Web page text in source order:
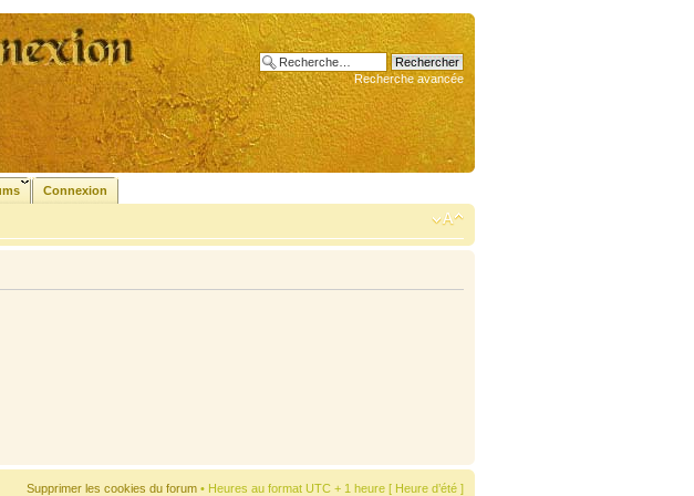
Recherche avancée
Connexion
Supprimer les cookies du forum• Heures au format UTC + 1 heure [ Heure d’été ]